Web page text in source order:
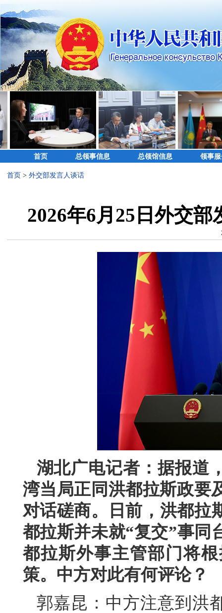
首页 总领事信息 总领馆信息 领事
首页 > 外交部发言人谈话
2026年6月25日外交
湖北广电记者：据报道
湾当局正同洪都拉斯政要
对话磋商。日前，洪都拉
都拉斯并未就“复交”事同
都拉斯外事主管部门将
策。中方对此有何评论？
郭嘉昆：中方注意到洪